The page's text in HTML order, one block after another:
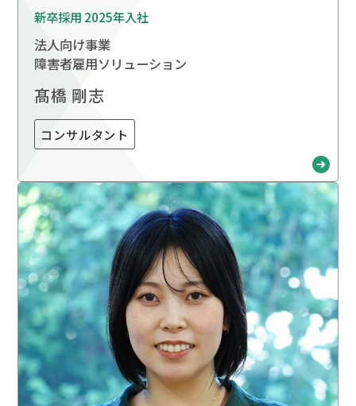
新卒採用 2025年入社
法人向け事業
障害者雇用ソリューション
髙橋 剛志
コンサルタント